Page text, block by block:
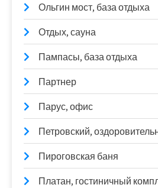
Ольгин мост, база отдыха
Отдых, сауна
Пампасы, база отдыха
Партнер
Парус, офис
Петровский,
Пироговская баня
Платан, гостиничный